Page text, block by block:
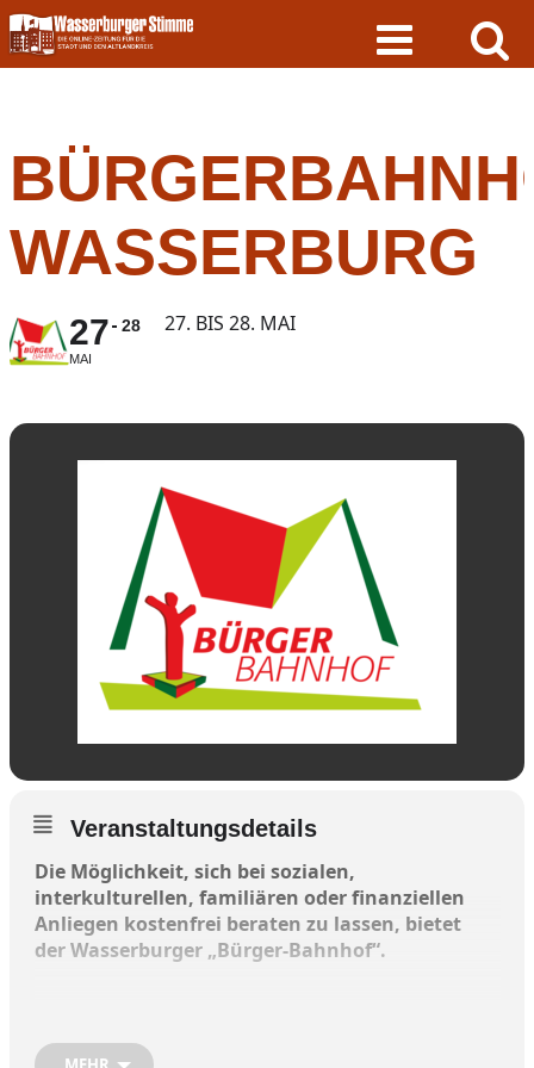
Skip
to
content
WASSERBURG
27
MAI
28 27. BIS 28. MAI
Veranstaltungsdetails
Die Möglichkeit, sich bei sozialen,
interkulturellen, familiären oder finanziellen
Anliegen kostenfrei beraten zu lassen, bietet
der Wasserburger „Bürger-Bahnhof“.
Rehabilitation, Patientenverfügung oder ALG